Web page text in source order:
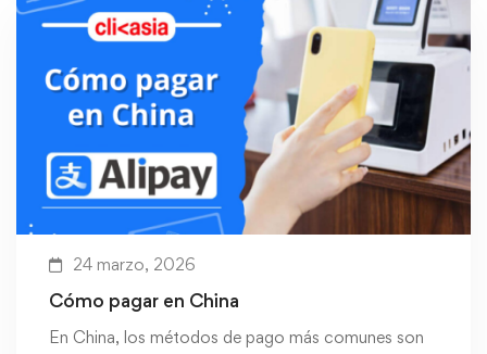
24 marzo, 2026
Cómo pagar en China
En China, los métodos de pago más comunes son